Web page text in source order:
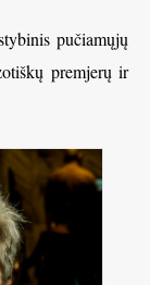
pučiamųjų
premjerų ir